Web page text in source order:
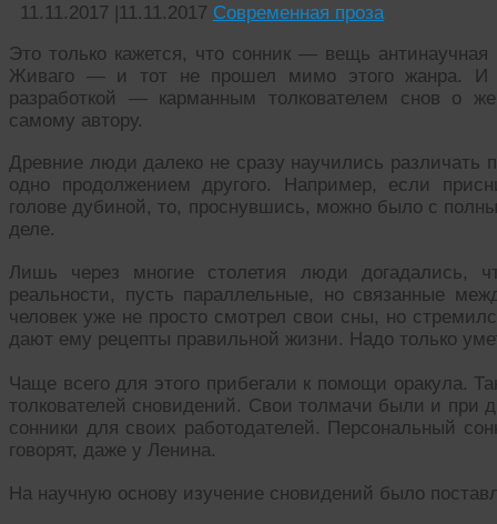
11.11.2017 |11.11.2017 Современная проза
Это только кажется, что сонник — вещь
Живаго — и тот не прошел мимо этого жанра. И
разработкой — карманным толкователем снов о
самому автору.
Древние люди далеко не сразу научились различать
одно продолжением другого. Например, если
голове дубиной, то, проснувшись, можно было с
деле.
Лишь через многие столетия люди
реальности, пусть параллельные, но связанные
человек уже не просто смотрел свои сны, но
дают ему рецепты правильной жизни. Надо только
Чаще всего для этого прибегали к помощи оракула.
толкователей сновидений. Свои толмачи были и при
сонники для своих работодателей. Персональный
говорят, даже у Ленина.
На научную основу изучение сновидений было